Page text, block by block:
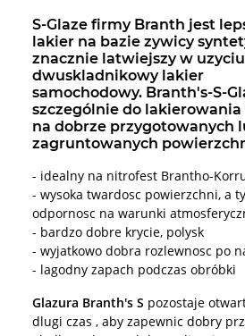
S-Glaze firmy Branth jest
lakier na bazie zywicy
znacznie latwiejszy w
dwuskladnikowy lakier
samochodowy. Branth's-S-
szczególnie do
na dobrze przygotowanych
zagruntowanych
- idealny na nitrofest Brantho-
- wysoka twardosc powierzchni, a
odpornosc na warunki
- bardzo dobre krycie, polysk
- wyjatkowo dobra rozlewnosc po
- lagodny zapach podczas obróbki
Glazura Branth's S pozostaje
dlugi czas , aby zapewnic dobry